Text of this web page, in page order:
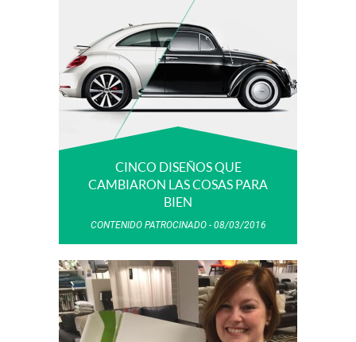
CINCO DISEÑOS QUE
CAMBIARON LAS COSAS PARA
BIEN
CONTENIDO PATROCINADO 08/03/2016